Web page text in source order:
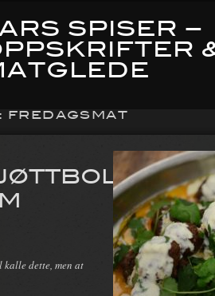
SPISER –
FREDAGSMAT
kalle dette, men at